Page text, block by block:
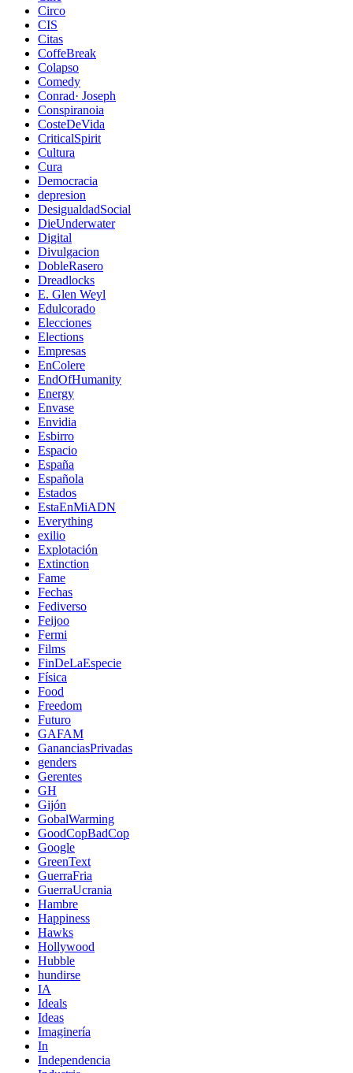
Circo
CIS
Citas
CoffeBreak
Colapso
Comedy
Conrad· Joseph
Conspiranoia
CosteDeVida
CriticalSpirit
Cultura
Cura
Democracia
depresion
DesigualdadSocial
DieUnderwater
Digital
Divulgacion
DobleRasero
Dreadlocks
E. Glen Weyl
Edulcorado
Elecciones
Elections
Empresas
EnColere
EndOfHumanity
Energy
Envase
Envidia
Esbirro
Espacio
España
Española
Estados
EstaEnMiADN
Everything
exilio
Explotación
Extinction
Fame
Fechas
Fediverso
Feijoo
Fermi
Films
FinDeLaEspecie
Física
Food
Freedom
Futuro
GAFAM
GananciasPrivadas
genders
Gerentes
GH
Gijón
GobalWarming
GoodCopBadCop
Google
GreenText
GuerraFria
GuerraUcrania
Hambre
Happiness
Hawks
Hollywood
Hubble
hundirse
IA
Ideals
Ideas
Imaginería
In
Independencia